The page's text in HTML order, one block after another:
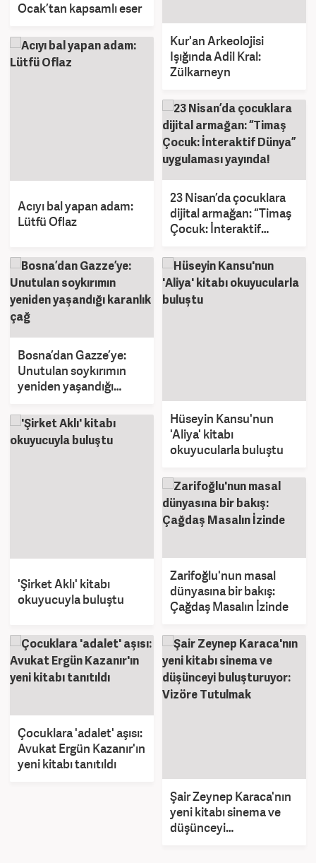
Ocak’tan kapsamlı eser
Kur'an Arkeolojisi
Işığında Adil Kral:
Zülkarneyn
Acıyı bal yapan adam:
Lütfü Oflaz
23 Nisan’da çocuklara
dijital armağan: “Timaş
Çocuk: İnteraktif
yayında!
Bosna’dan Gazze’ye:
Unutulan soykırımın
yeniden yaşandığı
Hüseyin Kansu'nun
'Aliya' kitabı
okuyucularla buluştu
'Şirket Aklı' kitabı
okuyucuyla buluştu
Zarifoğlu'nun masal
dünyasına bir bakış:
Çağdaş Masalın İzinde
Çocuklara 'adalet' aşısı:
Avukat Ergün Kazanır'ın
yeni kitabı tanıtıldı
Şair Zeynep Karaca'nın
yeni kitabı sinema ve
düşünceyi